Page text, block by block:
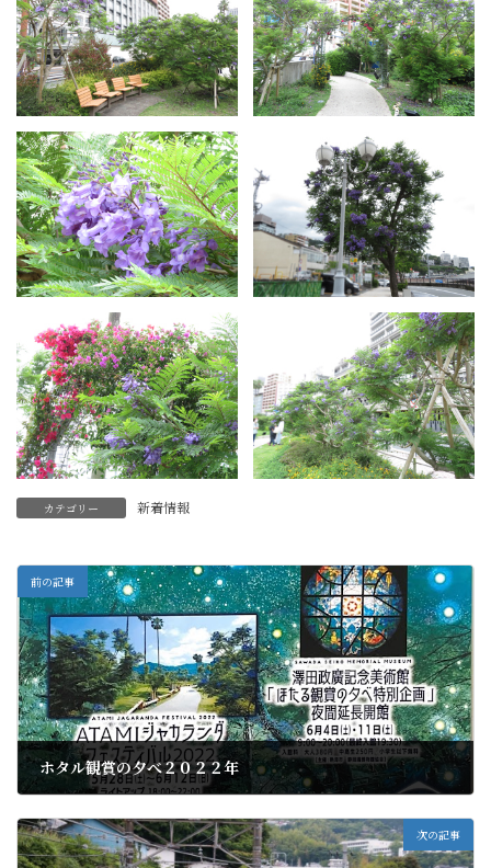
カテゴリー 新着情報
前の記事
ホタル観賞の夕べ２０２２年
次の記事